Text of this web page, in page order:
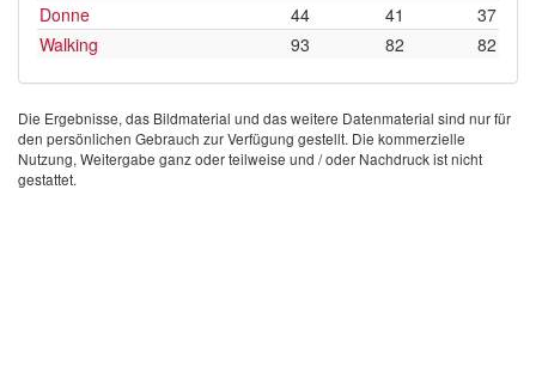
Donne
44 41
37
Walking
93 82 82
Die Ergebnisse, das Bildmaterial und das weitere Datenmaterial sind nur für
den persönlichen Gebrauch zur Verfügung gestellt. Die kommerzielle
Nutzung, Weitergabe ganz oder teilweise und / oder Nachdruck ist nicht
gestattet.